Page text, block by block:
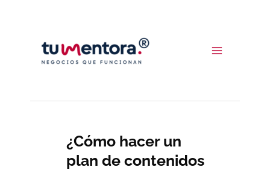
contenido
¿Cómo hacer un
plan de contenidos